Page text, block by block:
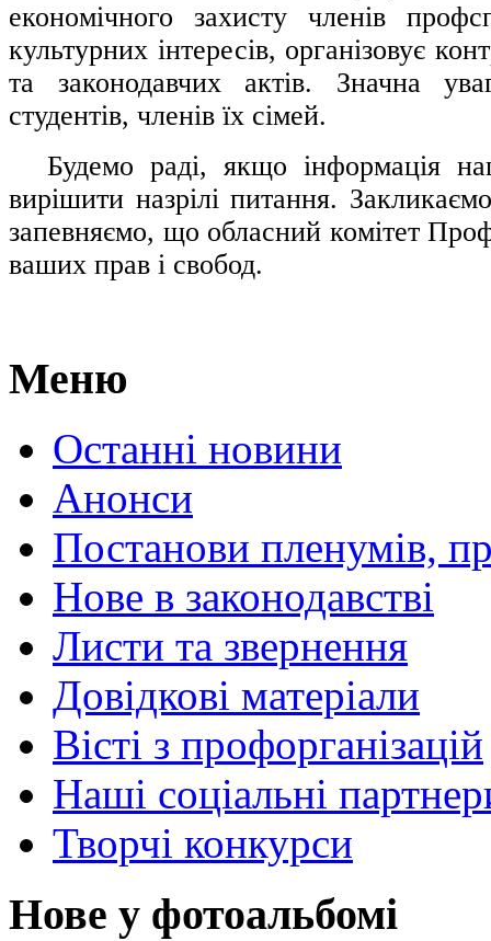
економічного захисту членів
культурних інтересів, організовує
та законодавчих актів. Значна
студентів, членів їх сімей.
Будемо раді, якщо інформація
вирішити назрілі питання.
запевняємо, що обласний комітет
ваших прав і свобод.
Меню
Останні новини
Анонси
Постанови пленумів,
Нове в законодавстві
Листи та звернення
Довідкові матеріали
Вісті з профорганізацій
Наші соціальні
Творчі конкурси
Нове у фотоальбомі